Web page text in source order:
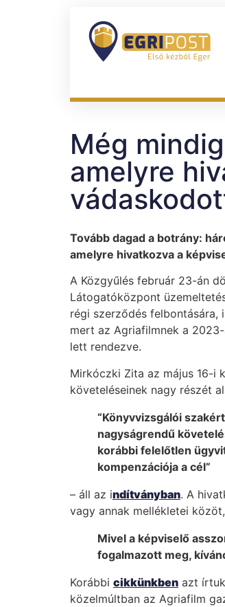
Még
amelyre
Tovább dagad a botrány:
amelyre hivatkozva a
A Közgyűlés február 23-án
Látogatóközpont
régi szerződés felbontására,
mert az Agriafilmnek a
lett rendezve.
Mirkóczki Zita az május 16-i
követeléseinek nagy részét
“Könyvvizsgálói
nagyságrendű
korábbi felelőtlen
kompenzációja a cél”
– áll az indítványban. A
vagy annak mellékletei
Mivel a képviselő
fogalmazott meg,
Korábbi cikkünkben azt
közelmúltban az Agriafilm